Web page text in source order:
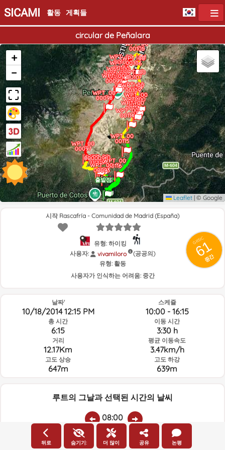
SICAMI 활동 게획들
circular de Peñalara
출발점
도착점
WPT_00
00093
WPT_00
00094
WPT_00
00095
WPT_00
00097
WPT_00
00098
WPT_00
00099
WPT_00
00100
WPT_00
00101
WPT_00
00102
WPT_00
00103
WPT_00
00104
WPT_00
00105
WPT_00
00106
WPT_00
00107
WPT_00
00108
WPT_00
00109
WPT_00
00110
WPT_00
00111
WPT_00
00112
WPT_00
00113
WPT_00
00114
WPT_00
00115
WPT_00
00116
0000096
+
−
Leaflet | © Google
GRSIC
61
중간
시작 Rascafría - Comunidad de Madrid (España)
유형: 하이킹
사용자:
vivamiloro
(공공의)
유형: 활동
사용자가 인식하는 어려움: 중간
날짜'
10/18/2014 12:15 PM
총 시간
6:15
거리
12.17Km
고도 상승
647m
스케쥴
10:00 - 16:15
이동 시간
3:30 h
평균 이동속도
3.47km/h
고도 하강
639m
루트의 그날과 선택된 시간의 날씨
08:00
온도 비평균 습도: 풍속: 풍향:
뒤로 숨기기: 더 많이 공유 논평